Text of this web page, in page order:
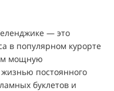
— это
в популярном курорте
мощную
постоянного
буклетов и